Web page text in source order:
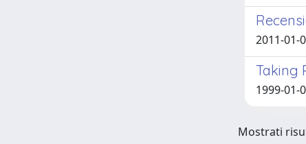
2011-01-
Taking
1999-01-
Mostrati